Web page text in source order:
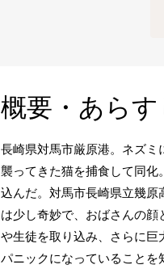
概要・あらす
長崎県対馬市厳原港。ネズミ
襲ってきた猫を捕食して同化
込んだ。対馬市長崎県立幾原
は少し奇妙で、おばさんの
や生徒を取り込み、さらに
パニックになっていること